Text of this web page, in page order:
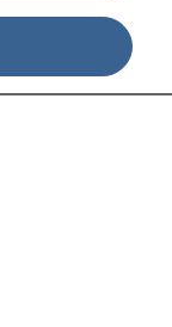
Visa
Visa